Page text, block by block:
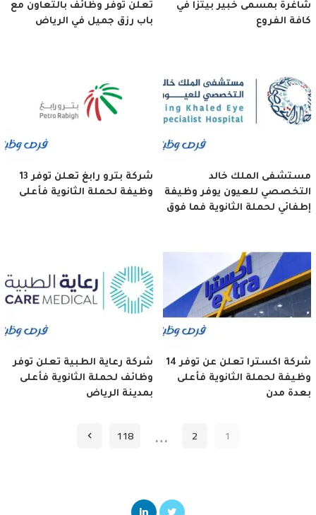
شاغرة بمسمى خبير بيتزا في
كافة الفروع
تعلن توفر وظائف بالتعاون مع
باب رزق جميل في الرياض
مستشفى الملك خالد
التخصصي للعيون يوفر وظيفة
إطفائي لحملة الثانوية فما فوق
شركة بترو رابغ تعلن توفر 13
وظيفة لحملة الثانوية فأعلى
شركة اكسترا تعلن عن توفر 14
وظيفة لحملة الثانوية فأعلى
بعدة مدن
شركة رعاية الطبية تعلن توفر
وظائف لحملة الثانوية فأعلى
بمدينة الرياض
1
2
…
118